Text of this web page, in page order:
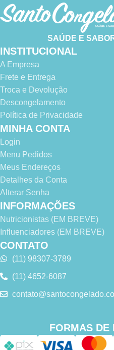
SAÚDE E
INSTITUCIONAL
A Empresa
Frete e Entrega
Troca e Devolução
Descongelamento
Política de Privacidade
MINHA CONTA
Login
Menu Pedidos
Meus Endereços
Detalhes da Conta
Alterar Senha
INFORMAÇÕES
Nutricionistas (EM BREVE)
Influenciadores (EM BREVE)
CONTATO
(11) 98307-3789
(11) 4652-6087
FORMAS DE